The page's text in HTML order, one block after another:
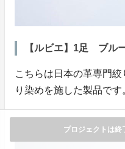
プロジェクトは終
【ルビエ】1足 ブル
こちらは日本の革専門
り染めを施した製品です
一足一足、染め上がりに